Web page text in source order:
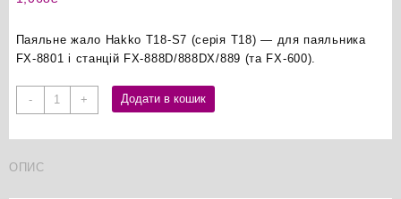
Паяльне жало Hakko T18-S7 (серія T18) — для паяльника
FX-8801 і станцій FX-888D/888DX/889 (та FX-600).
-
Hakko
T18-
жало
+ Додати в кошик
ОПИС